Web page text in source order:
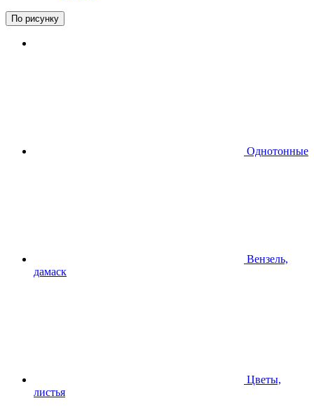
По рисунку
Однотонные
Вензель,
дамаск
Цветы,
листья